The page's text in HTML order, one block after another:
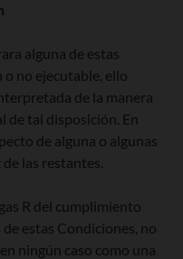
alguna de estas
no ejecutable, ello
de la manera
de tal disposición. En
de alguna o algunas
las restantes.
R del cumplimiento
estas Condiciones, no
ningún caso como una